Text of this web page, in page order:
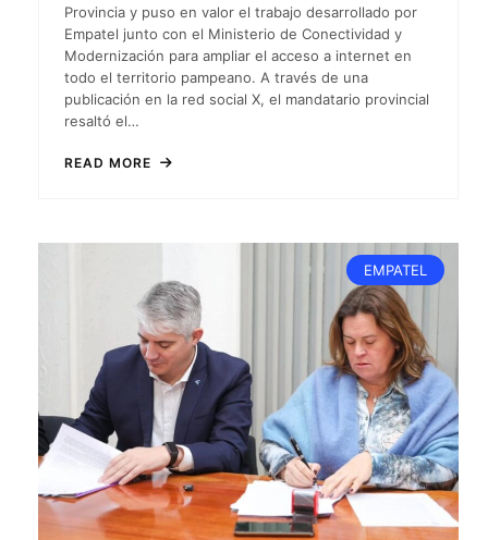
Provincia y puso en valor el trabajo desarrollado por
Empatel junto con el Ministerio de Conectividad y
Modernización para ampliar el acceso a internet en
todo el territorio pampeano. A través de una
publicación en la red social X, el mandatario provincial
resaltó el…
READ MORE
EMPATEL